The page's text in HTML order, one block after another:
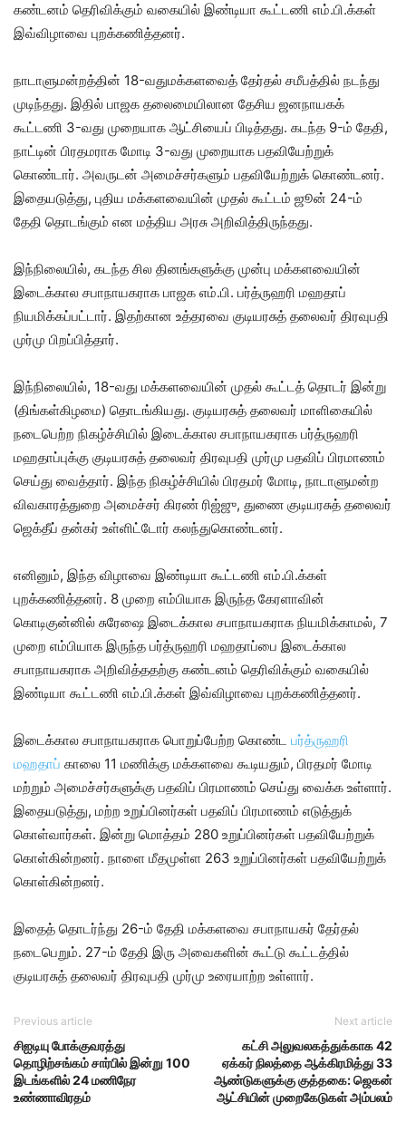
கண்டனம் தெரிவிக்கும் வகையில் இண்டியா கூட்டணி எம்.பி.க்கள்
இவ்விழாவை புறக்கணித்தனர்.
நாடாளுமன்றத்தின் 18-வதுமக்களவைத் தேர்தல் சமீபத்தில் நடந்து
முடிந்தது. இதில் பாஜக தலைமையிலான தேசிய ஜனநாயகக்
கூட்டணி 3-வது முறையாக ஆட்சியைப் பிடித்தது. கடந்த 9-ம் தேதி,
நாட்டின் பிரதமராக மோடி 3-வது முறையாக பதவியேற்றுக்
கொண்டார். அவருடன் அமைச்சர்களும் பதவியேற்றுக் கொண்டனர்.
இதையடுத்து, புதிய மக்களவையின் முதல் கூட்டம் ஜூன் 24-ம்
தேதி தொடங்கும் என மத்திய அரசு அறிவித்திருந்தது.
இந்நிலையில், கடந்த சில தினங்களுக்கு முன்பு மக்களவையின்
இடைக்கால சபாநாயகராக பாஜக எம்.பி. பர்த்ருஹரி மஹதாப்
நியமிக்கப்பட்டார். இதற்கான உத்தரவை குடியரசுத் தலைவர் திரவுபதி
முர்மு பிறப்பித்தார்.
இந்நிலையில், 18-வது மக்களவையின் முதல் கூட்டத் தொடர் இன்று
(திங்கள்கிழமை) தொடங்கியது. குடியரசுத் தலைவர் மாளிகையில்
நடைபெற்ற நிகழ்ச்சியில் இடைக்கால சபாநாயகராக பர்த்ருஹரி
மஹதாப்புக்கு குடியரசுத் தலைவர் திரவுபதி முர்மு பதவிப் பிரமாணம்
செய்து வைத்தார். இந்த நிகழ்ச்சியில் பிரதமர் மோடி, நாடாளுமன்ற
விவகாரத்துறை அமைச்சர் கிரண் ரிஜ்ஜு, துணை குடியரசுத் தலைவர்
ஜெக்தீப் தன்கர் உள்ளிட்டோர் கலந்துகொண்டனர்.
எனினும், இந்த விழாவை இண்டியா கூட்டணி எம்.பி.க்கள்
புறக்கணித்தனர். 8 முறை எம்பியாக இருந்த கேரளாவின்
கொடிகுன்னில் சுரேஷை இடைக்கால சபாநாயகராக நியமிக்காமல், 7
முறை எம்பியாக இருந்த பர்த்ருஹரி மஹதாப்பை இடைக்கால
சபாநாயகராக அறிவித்ததற்கு கண்டனம் தெரிவிக்கும் வகையில்
இண்டியா கூட்டணி எம்.பி.க்கள் இவ்விழாவை புறக்கணித்தனர்.
இடைக்கால சபாநாயகராக பொறுப்பேற்ற கொண்ட பர்த்ருஹரி
மஹதாப் காலை 11 மணிக்கு மக்களவை கூடியதும், பிரதமர் மோடி
மற்றும் அமைச்சர்களுக்கு பதவிப் பிரமாணம் செய்து வைக்க உள்ளார்.
இதையடுத்து, மற்ற உறுப்பினர்கள் பதவிப் பிரமாணம் எடுத்துக்
கொள்வார்கள். இன்று மொத்தம் 280 உறுப்பினர்கள் பதவியேற்றுக்
கொள்கின்றனர். நாளை மீதமுள்ள 263 உறுப்பினர்கள் பதவியேற்றுக்
கொள்கின்றனர்.
இதைத் தொடர்ந்து 26-ம் தேதி மக்களவை சபாநாயகர் தேர்தல்
நடைபெறும். 27-ம் தேதி இரு அவைகளின் கூட்டு கூட்டத்தில்
குடியரசுத் தலைவர் திரவுபதி முர்மு உரையாற்ற உள்ளார்.
Previous article
சிஐடியு போக்குவரத்து
தொழிற்சங்கம் சார்பில் இன்று 100
இடங்களில் 24 மணிநேர
உண்ணாவிரதம்
Next article
கட்சி அலுவலகத்துக்காக 42
ஏக்கர் நிலத்தை ஆக்கிரமித்து 33
ஆண்டுகளுக்கு குத்தகை: ஜெகன்
ஆட்சியின் முறைகேடுகள் அம்பலம்